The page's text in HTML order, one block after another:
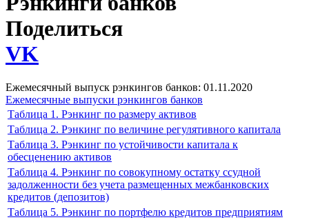
Поделиться
VK
Ежемесячный выпуск рэнкингов банков: 01.11.2020
Ежемесячные выпуски рэнкингов банков
Таблица 1. Рэнкинг по размеру активов
Таблица 2. Рэнкинг по величине регулятивного капитала
Таблица 3. Рэнкинг по устойчивости капитала к
обесценению активов
Таблица 4. Рэнкинг по совокупному остатку ссудной
задолженности без учета размещенных межбанковских
кредитов (депозитов)
Таблица 5. Рэнкинг по портфелю кредитов предприятиям